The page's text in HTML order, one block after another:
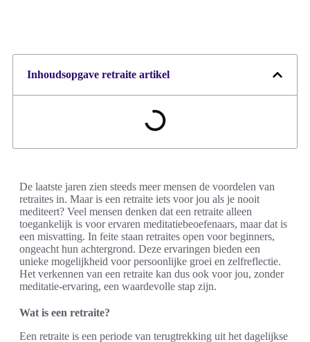
Inhoudsopgave retraite artikel
De laatste jaren zien steeds meer mensen de voordelen van
retraites in. Maar is een retraite iets voor jou als je nooit
mediteert? Veel mensen denken dat een retraite alleen
toegankelijk is voor ervaren meditatiebeoefenaars, maar dat is
een misvatting. In feite staan retraites open voor beginners,
ongeacht hun achtergrond. Deze ervaringen bieden een
unieke mogelijkheid voor persoonlijke groei en zelfreflectie.
Het verkennen van een retraite kan dus ook voor jou, zonder
meditatie-ervaring, een waardevolle stap zijn.
Wat is een retraite?
Een retraite is een periode van terugtrekking uit het dagelijkse